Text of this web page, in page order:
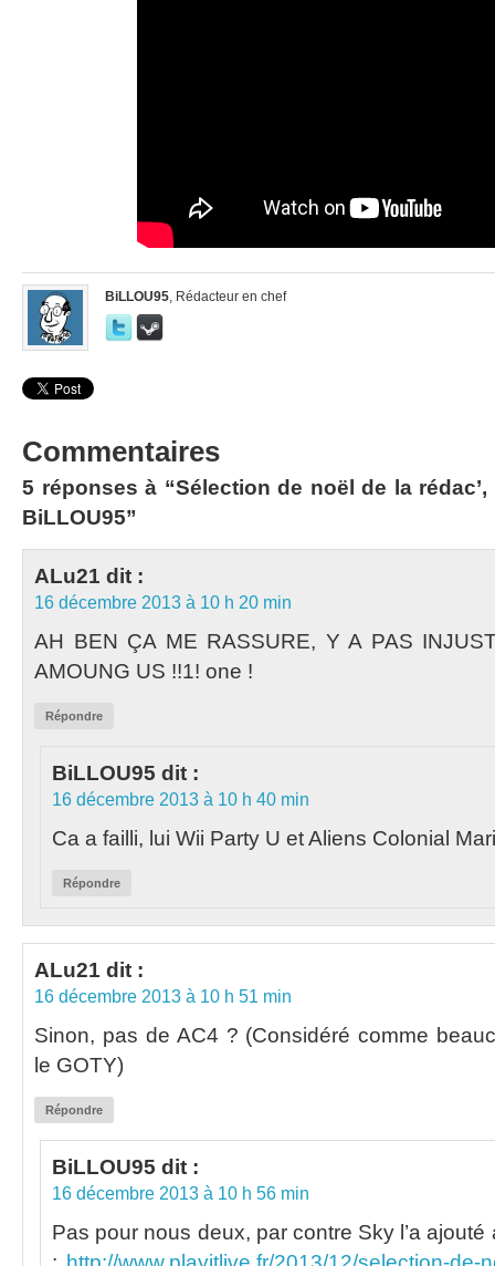
BiLLOU95, Rédacteur en chef
Commentaires
5 réponses à “Sélection de noël de la
BiLLOU95”
ALu21 dit :
16 décembre 2013 à 10 h 20 min
AH BEN ÇA ME RASSURE, Y A PAS
AMOUNG US !!1! one !
Répondre
BiLLOU95 dit :
16 décembre 2013 à 10 h 40 min
Ca a failli, lui Wii Party U et Aliens Colonial
Répondre
ALu21 dit :
16 décembre 2013 à 10 h 51 min
Sinon, pas de AC4 ? (Considéré comme
le GOTY)
Répondre
BiLLOU95 dit :
16 décembre 2013 à 10 h 56 min
Pas pour nous deux, par contre Sky l’a ajouté